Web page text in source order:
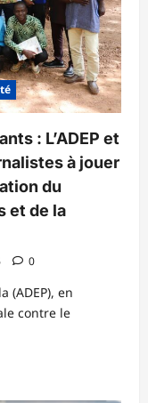
: L’ADEP et
à jouer
du
et de la
0
(ADEP), en
contre le